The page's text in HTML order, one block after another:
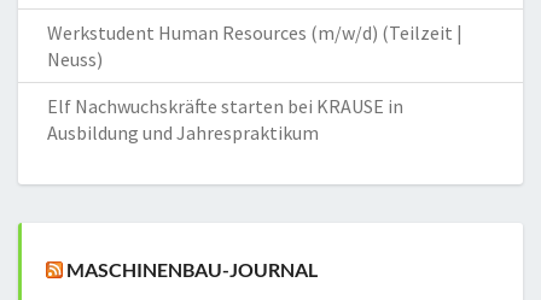
Werkstudent Human Resources (m/w/d) (Teilzeit |
Neuss)
Elf Nachwuchskräfte starten bei KRAUSE in
Ausbildung und Jahrespraktikum
MASCHINENBAU-JOURNAL